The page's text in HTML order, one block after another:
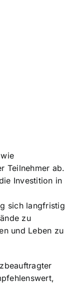
Teilnehmer ab.
Investition in
sich langfristig
zu
und Leben zu